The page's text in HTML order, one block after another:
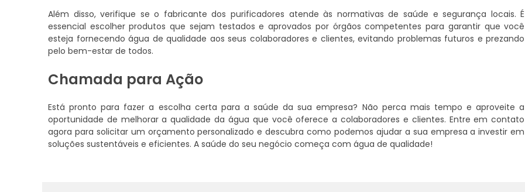
Além disso, verifique se o fabricante dos purificadores atende às normativas de saúde e segurança locais. É
essencial escolher produtos que sejam testados e aprovados por órgãos competentes para garantir que você
esteja fornecendo água de qualidade aos seus colaboradores e clientes, evitando problemas futuros e prezando
pelo bem-estar de todos.
Chamada para Ação
Está pronto para fazer a escolha certa para a saúde da sua empresa? Não perca mais tempo e aproveite a
oportunidade de melhorar a qualidade da água que você oferece a colaboradores e clientes. Entre em contato
agora para solicitar um orçamento personalizado e descubra como podemos ajudar a sua empresa a investir em
soluções sustentáveis e eficientes. A saúde do seu negócio começa com água de qualidade!